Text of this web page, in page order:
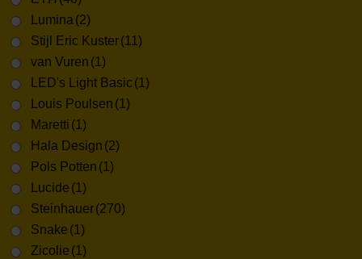
Lumina (2)
Stijl Eric Kuster(11)
van Vuren (1)
LED's Light Basic (1)
Louis Poulsen (1)
Maretti (1)
Hala Design (2)
Pols Potten (1)
Lucide (1)
Steinhauer(270)
Snake (1)
Zicolie (1)